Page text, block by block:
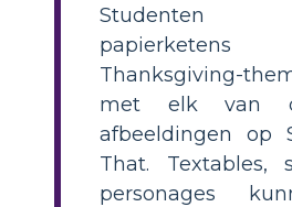
Studenten
Thanksgiving-
met elk van
afbeeldingen op
That. Textables,
personages